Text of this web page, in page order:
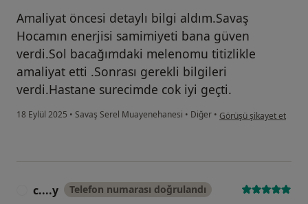
Amaliyat öncesi detaylı bilgi aldım.Savaş
Hocamın enerjisi samimiyeti bana güven
verdi.Sol bacağımdaki melenomu titizlikle
amaliyat etti .Sonrası gerekli bilgileri
verdi.Hastane surecimde cok iyi geçti.
18 Eylül 2025 • Savaş Serel Muayenehanesi • Diğer • kullanıcının görüşüne
Görüşü şikayet et
c....y Telefon numarası doğrulandı